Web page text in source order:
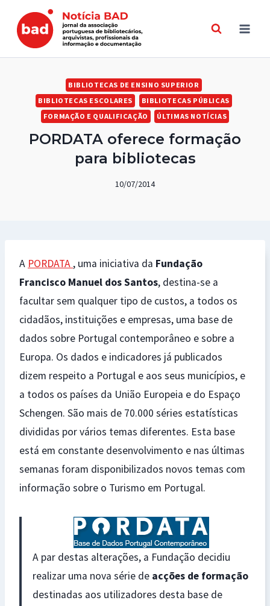
content
BIBLIOTECAS DE ENSINO SUPERIOR
BIBLIOTECAS ESCOLARES
BIBLIOTECAS PÚBLICAS
FORMAÇÃO E QUALIFICAÇÃO
ÚLTIMAS NOTÍCIAS
PORDATA oferece formação
para bibliotecas
10/07/2014
A PORDATA , uma iniciativa da Fundação
Francisco Manuel dos Santos, destina-se a
facultar sem qualquer tipo de custos, a todos os
cidadãos, instituições e empresas, uma base de
dados sobre Portugal contemporâneo e sobre a
Europa. Os dados e indicadores já publicados
dizem respeito a Portugal e aos seus municípios, e
a todos os países da União Europeia e do Espaço
Schengen. São mais de 70.000 séries estatísticas
divididas por vários temas diferentes. Esta base
está em constante desenvolvimento e nas últimas
semanas foram disponibilizados novos temas com
informação sobre o Turismo em Portugal.
A par destas alterações, a Fundação decidiu
realizar uma nova série de acções de formação
destinadas aos utilizadores desta base de